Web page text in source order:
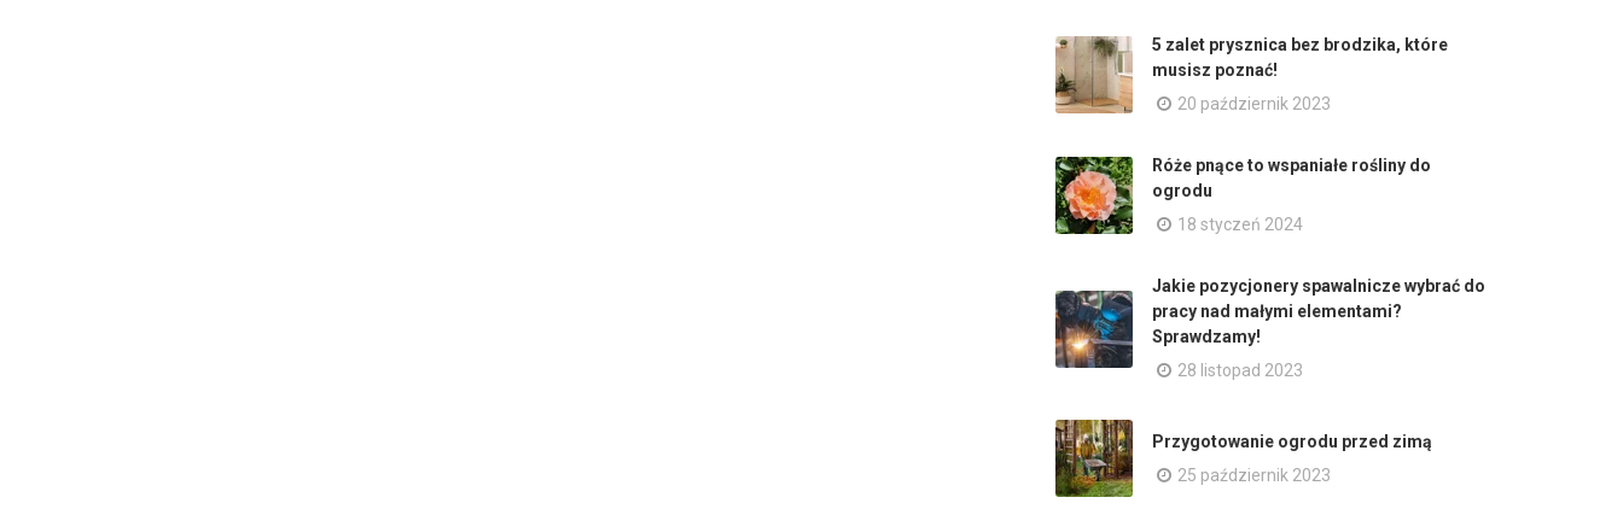
5 zalet prysznica bez brodzika, które
musisz poznać!
20 październik 2023
Róże pnące to wspaniałe rośliny do
ogrodu
18 styczeń 2024
Jakie pozycjonery spawalnicze wybrać do
pracy nad małymi elementami?
Sprawdzamy!
28 listopad 2023
Przygotowanie ogrodu przed zimą
25 październik 2023